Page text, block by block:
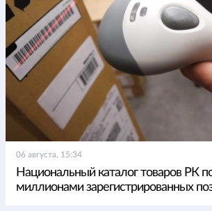
06 августа, 15:34
Национальный каталог товаров РК
миллионами зарегистрированных